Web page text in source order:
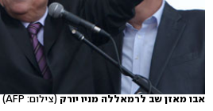
אבו מאזן שב לרמאללה מניו יורק (צילום: AFP)